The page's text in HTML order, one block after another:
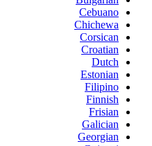
Cebuano
Chichewa
Corsican
Croatian
Dutch
Estonian
Filipino
Finnish
Frisian
Galician
Georgian